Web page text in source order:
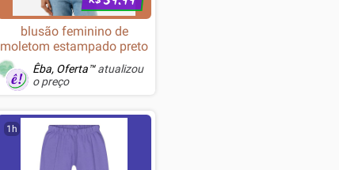
blusão feminino de
moletom estampado preto
Êba, Oferta™atualizou
o preço
1h